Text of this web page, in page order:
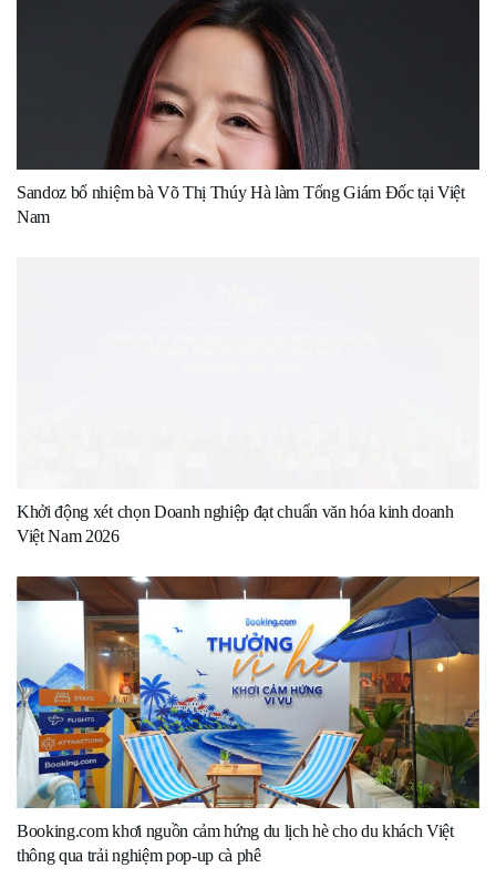
Sandoz bổ nhiệm bà Võ Thị Thúy Hà làm Tổng Giám Đốc tại Việt
Nam
Khởi động xét chọn Doanh nghiệp đạt chuẩn văn hóa kinh doanh
Việt Nam 2026
Booking.com khơi nguồn cảm hứng du lịch hè cho du khách Việt
thông qua trải nghiệm pop-up cà phê